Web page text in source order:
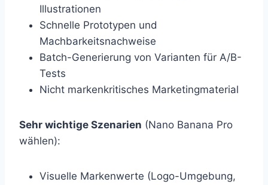
Illustrationen
Schnelle Prototypen und
Machbarkeitsnachweise
Batch-Generierung von Varianten für A/B-
Tests
Nicht markenkritisches Marketingmaterial
Sehr wichtige Szenarien (Nano Banana Pro
wählen):
Visuelle Markenwerte (Logo-Umgebung,